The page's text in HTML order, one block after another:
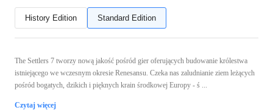
History Edition Standard Edition
The Settlers 7 tworzy nową jakość pośród gier oferujących budowanie królestwa
istniejącego we wczesnym okresie Renesansu. Czeka nas zaludnianie ziem leżących
pośród bogatych, dzikich i pięknych krain środkowej Europy - ś ...
Czytaj więcej